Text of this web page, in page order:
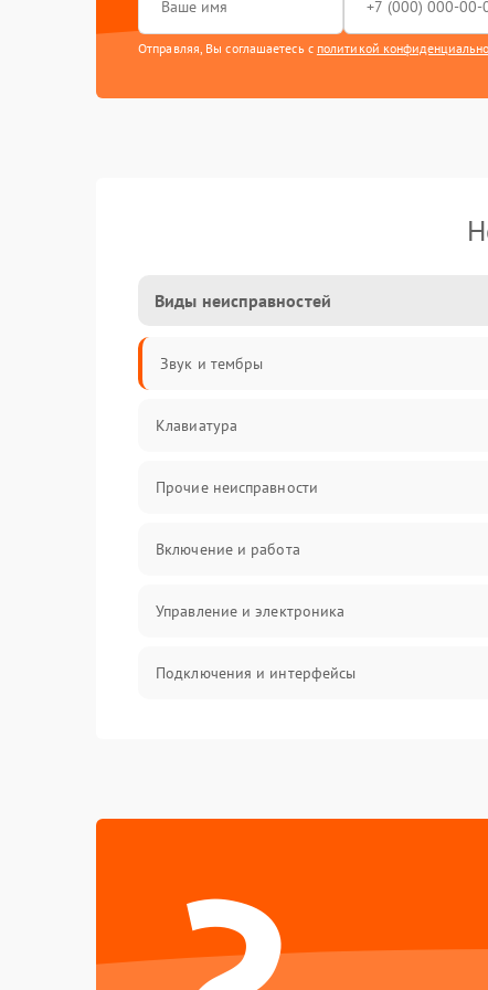
Отправляя, Вы соглашаетесь с политикой
Виды неисправностей
Звук и тембры
Клавиатура
Прочие неисправности
Включение и работа
Управление и электроника
Подключения и интерфейсы
Аудио
Оптика